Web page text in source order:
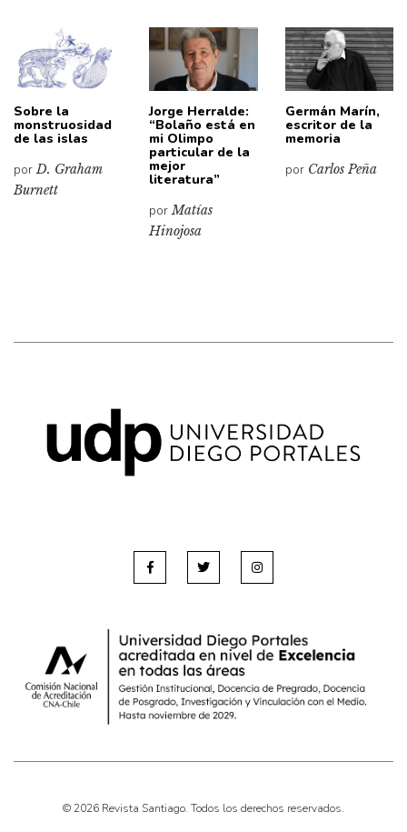
Sobre la
monstruosidad
de las islas
porD. Graham
Burnett
Jorge Herralde:
“Bolaño está en
mi Olimpo
particular de la
mejor
literatura”
porMatías
Hinojosa
Germán Marín,
escritor de la
memoria
por Carlos Peña
© 2026 Revista Santiago. Todos los derechos reservados.